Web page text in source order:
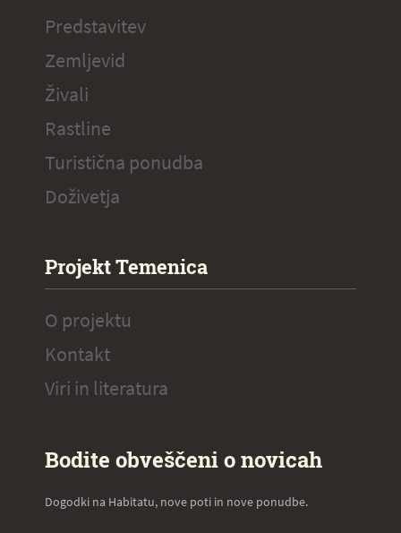
Predstavitev
Zemljevid
Živali
Rastline
Turistična ponudba
Doživetja
Projekt Temenica
O projektu
Kontakt
Viri in literatura
Bodite obveščeni o novicah
Dogodki na Habitatu, nove poti in nove ponudbe.